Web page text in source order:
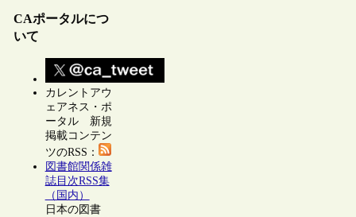
CAポータルにつ
いて
カレントアウ
ェアネス・ポ
ータル 新規
掲載コンテン
ツのRSS：
図書館関係雑
誌目次RSS集
（国内）
日本の図書